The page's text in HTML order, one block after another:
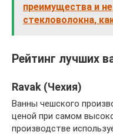
преимущества и
стекловолокна,
Рейтинг лучших
Ravak (Чехия)
Ванны чешского
ценой при самом
производстве